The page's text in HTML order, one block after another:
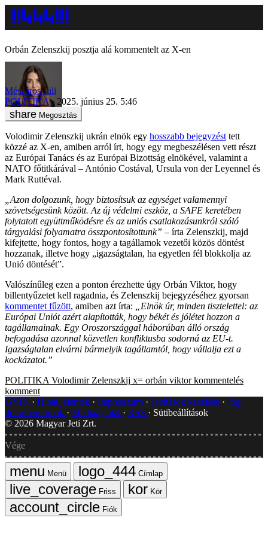
Orbán Zelenszkij posztja alá kommentelt az X-en
Mészáros Juli
POLITIKA
2025. június 25. 5:46
Megosztás
Volodimir Zelenszkij ukrán elnök egy hosszabb bejegyzést tett
közzé az X-en, amiben arról írt, hogy egy megbeszélésen vett részt
az Európai Tanács és az Európai Bizottság elnökével, valamint a
NATO főtitkárával – António Costával, Ursula von der Leyennel és
Mark Ruttéval.
„Azon dolgozunk, hogy biztosítsuk az egységet valamennyi
szövetségesünk között. Az új védelmi eszköz, a SAFE keretében
folytatott együttműködésre és az uniós csatlakozásunkról szóló
tárgyalási folyamatra összpontosítottunk” – írta Zelenszkij, majd
kifejtette, hogy fontos, hogy a tagállamok vezetői közös döntést
hozzanak, illetve hogy „igazságtalan, ha egyetlen fél blokkolja az
Unió döntését”.
Valószínűleg ezen a ponton érezhette úgy Orbán Viktor, hogy
billentyűzetet kell ragadnia, és Zelenszkij bejegyzéséhez gyorsan
kommentet fűzött, amiben azt írta:
„Elnök úr, minden tisztelettel: az
Európai Uniót azért alapították, hogy békét és jólétet hozzon a
tagállamainak. Egy Oroszországgal háborúban álló ország
befogadása azonnal közvetlen konfliktusba sodorná az EU-t.
Igazságtalan elvárni bármelyik tagállamtól, hogy vállalja ezt a
kockázatot.”
POLITIKA Volodimir Zelenszkij x= orbán viktor kommentelés
komment
GYIK
Hibát jelentek Impresszum Javítások kezelése
Jogi
dokumentumok
Médiaajánlat RSS
Sütibeállítások
© 2026 Magyar Jeti Zrt.
Vége
Menü
Címlap
Friss
Kör
Fiók